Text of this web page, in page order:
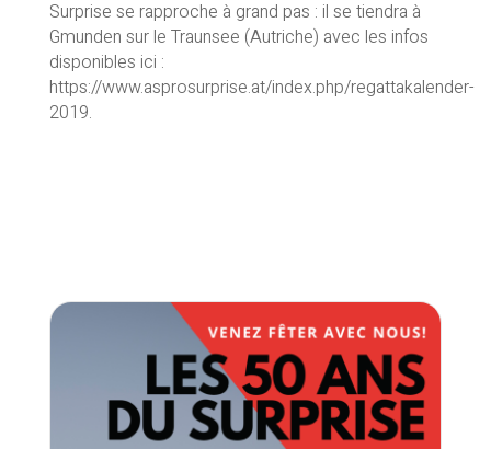
Surprise se rapproche à grand pas : il se tiendra à
Gmunden sur le Traunsee (Autriche) avec les infos
disponibles ici :
https://www.asprosurprise.at/index.php/regattakalender-
2019.